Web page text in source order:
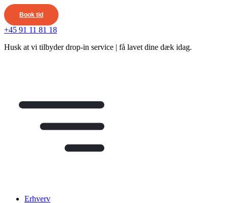
Videre
til
indhold
Book tid
+45 91 11 81 18
Husk at vi tilbyder drop-in service | få lavet dine dæk idag.
Erhverv